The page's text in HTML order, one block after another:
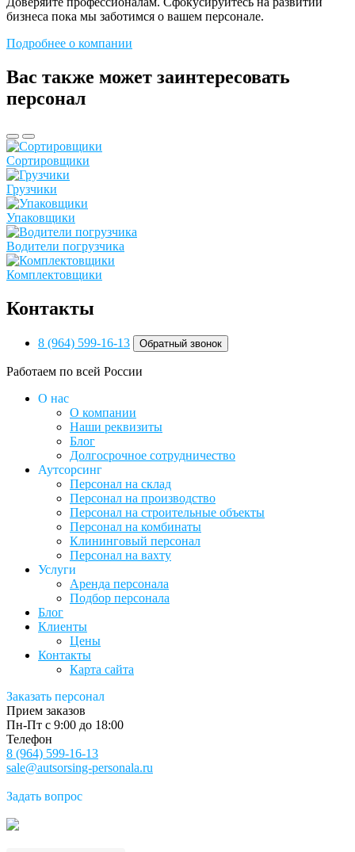
бизнеса пока мы заботимся о вашем персонале.
Подробнее о компании
Вас также может заинтересовать
персонал
Сортировщики
Грузчики
Упаковщики
Водители погрузчика
Комплектовщики
Контакты
8 (964) 599-16-13 Обратный звонок
Работаем по всей России
О нас
О компании
Наши реквизиты
Блог
Долгосрочное сотрудничество
Аутсорсинг
Персонал на склад
Персонал на производство
Персонал на строительные объекты
Персонал на комбинаты
Клининговый персонал
Персонал на вахту
Услуги
Аренда персонала
Подбор персонала
Блог
Клиенты
Цены
Контакты
Карта сайта
Заказать персонал
Прием заказов
Пн-Пт с 9:00 до 18:00
Телефон
8 (964) 599-16-13
sale@autsorsing-personala.ru
Задать вопрос